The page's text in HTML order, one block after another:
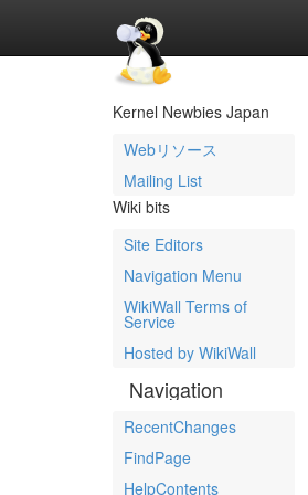
Kernel Newbies Japan
Webリソース
Mailing List
Wiki bits
Site Editors
Navigation Menu
WikiWall Terms of
Service
Hosted by WikiWall
Navigation
RecentChanges
FindPage
HelpContents